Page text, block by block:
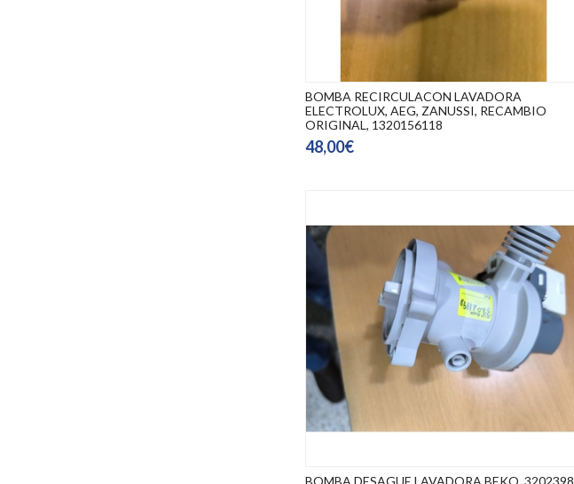
BOMBA RECIRCULACON LAVADORA
ELECTROLUX, AEG, ZANUSSI, RECAMBIO
ORIGINAL, 1320156118
48,00€
BOMBA DESAGUE LAVADORA BEKO, 3202398